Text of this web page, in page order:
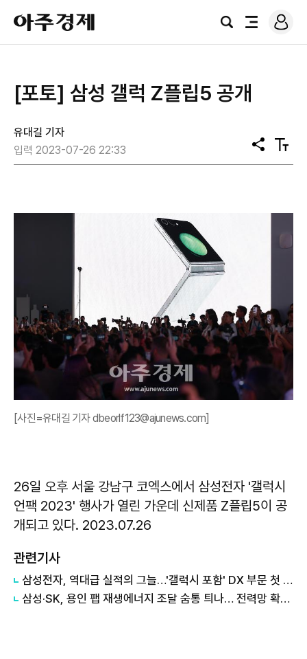
아
주
경
검
전
로
그
[포토] 삼성 갤럭 Z플립5 공개
유대길 기자
입력 2023-07-26 22:33
공
유
텍
스
[사진=유대길 기자 dbeorlf123@ajunews.com]
26일 오후 서울 강남구 코엑스에서 삼성전자 '갤럭시
언팩 2023' 행사가 열린 가운데 신제품 Z플립5이 공
개되고 있다. 2023.07.26
관련기사
삼성전자, 역대급 실적의 그늘…'갤럭시 포함' DX 부문 첫 적자
삼성·SK, 용인 팹 재생에너지 조달 숨통 틔나… 전력망 확충에 에너지 리스크 완화 기대